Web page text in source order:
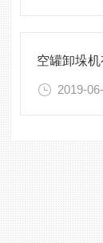
空罐卸垛
2019-